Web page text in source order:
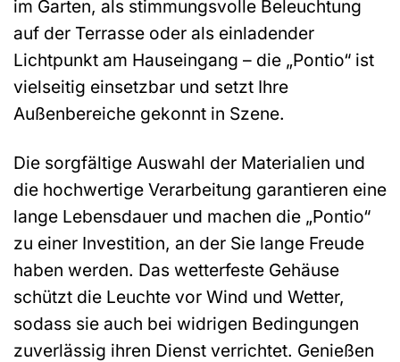
im Garten, als stimmungsvolle Beleuchtung
auf der Terrasse oder als einladender
Lichtpunkt am Hauseingang – die „Pontio“ ist
vielseitig einsetzbar und setzt Ihre
Außenbereiche gekonnt in Szene.
Die sorgfältige Auswahl der Materialien und
die hochwertige Verarbeitung garantieren eine
lange Lebensdauer und machen die „Pontio“
zu einer Investition, an der Sie lange Freude
haben werden. Das wetterfeste Gehäuse
schützt die Leuchte vor Wind und Wetter,
sodass sie auch bei widrigen Bedingungen
zuverlässig ihren Dienst verrichtet. Genießen